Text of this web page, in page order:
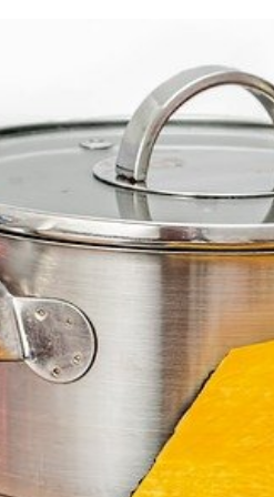
POTAGE AUX POIREAUX
POTAGE AUX POIS CASSES
POTAGE AUX POIS CASSES A LA
POTAGE AUX QUEUES DE PORC
POTAGE AUX SCAROLES
POTAGE AUX TOMATES A
POTAGE AUX TRIPES DE VEAU
POTAGE BILIBYE
POTAGE BOULONNAISE
POTAGE CERFEUIL OU PERSIL
POTAGE CHANTILLY
POTAGE CRECY
POTAGE CREME A LA
POTAGE CREME D'ARTICHAUT
POTAGE CREME D'ASPERGES
POTAGE CREME DE CRESSON
POTAGE CREME DE LAITUE